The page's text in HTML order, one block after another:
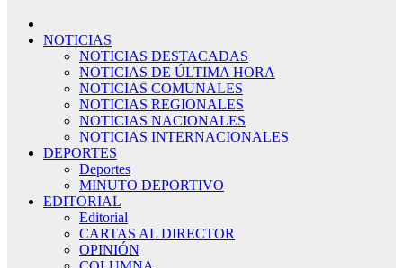
NOTICIAS
NOTICIAS DESTACADAS
NOTICIAS DE ÚLTIMA HORA
NOTICIAS COMUNALES
NOTICIAS REGIONALES
NOTICIAS NACIONALES
NOTICIAS INTERNACIONALES
DEPORTES
Deportes
MINUTO DEPORTIVO
EDITORIAL
Editorial
CARTAS AL DIRECTOR
OPINIÓN